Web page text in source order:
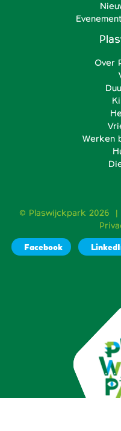
Over
Werken
© Plaswijckpark 2026 |
Facebook